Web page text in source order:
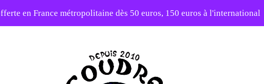
en France métropolitaine dès 50 euros, 150 euros à l'international